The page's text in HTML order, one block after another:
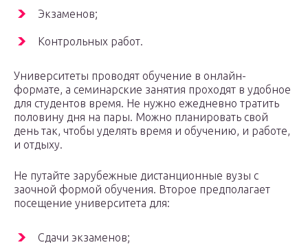
Экзаменов;
Контрольных работ.
Университеты проводят обучение в онлайн-
формате, а семинарские занятия проходят в удобное
для студентов время. Не нужно ежедневно тратить
половину дня на пары. Можно планировать свой
день так, чтобы уделять время и обучению, и работе,
и отдыху.
Не путайте зарубежные дистанционные вузы с
заочной формой обучения. Второе предполагает
посещение университета для:
Сдачи экзаменов;